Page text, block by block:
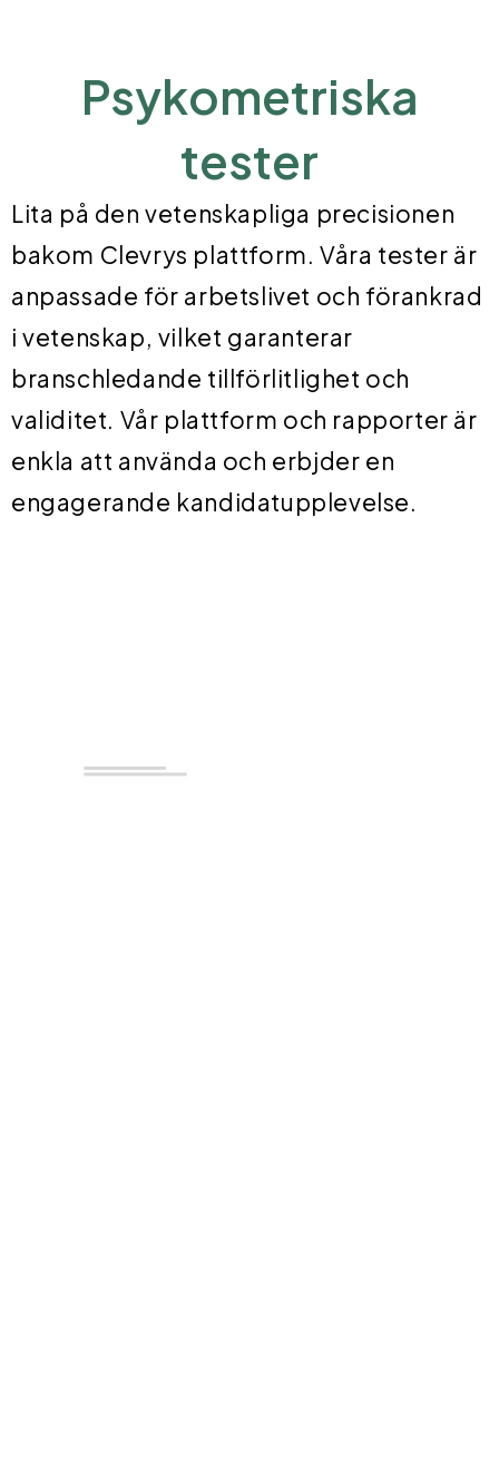
Psykometriska
tester
Lita på den vetenskapliga precisionen
bakom Clevrys plattform. Våra tester är
anpassade för arbetslivet och förankrad
i vetenskap, vilket garanterar
branschledande tillförlitlighet och
validitet. Vår plattform och rapporter är
enkla att använda och erbjder en
engagerande kandidatupplevelse.